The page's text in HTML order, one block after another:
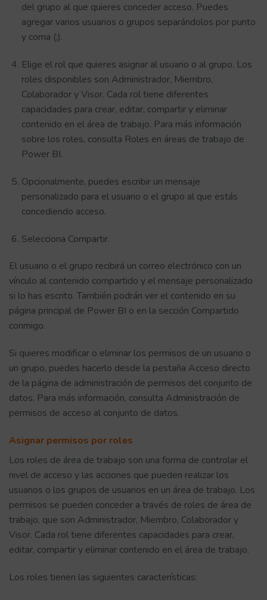
del grupo al que quieres conceder acceso. Puedes
agregar varios usuarios o grupos separándolos por punto
y coma (;).
Elige el rol que quieres asignar al usuario o al grupo. Los
roles disponibles son Administrador, Miembro,
Colaborador y Visor. Cada rol tiene diferentes
capacidades para crear, editar, compartir y eliminar
contenido en el área de trabajo. Para más información
sobre los roles, consulta Roles en áreas de trabajo de
Power BI.
Opcionalmente, puedes escribir un mensaje
personalizado para el usuario o el grupo al que estás
concediendo acceso.
Selecciona Compartir.
El usuario o el grupo recibirá un correo electrónico con un
vínculo al contenido compartido y el mensaje personalizado
si lo has escrito. También podrán ver el contenido en su
página principal de Power BI o en la sección Compartido
conmigo.
Si quieres modificar o eliminar los permisos de un usuario o
un grupo, puedes hacerlo desde la pestaña Acceso directo
de la página de administración de permisos del conjunto de
datos. Para más información, consulta Administración de
permisos de acceso al conjunto de datos.
Asignar permisos por roles
Los roles de área de trabajo son una forma de controlar el
nivel de acceso y las acciones que pueden realizar los
usuarios o los grupos de usuarios en un área de trabajo. Los
permisos se pueden conceder a través de roles de área de
trabajo, que son Administrador, Miembro, Colaborador y
Visor. Cada rol tiene diferentes capacidades para crear,
editar, compartir y eliminar contenido en el área de trabajo.
Los roles tienen las siguientes características: